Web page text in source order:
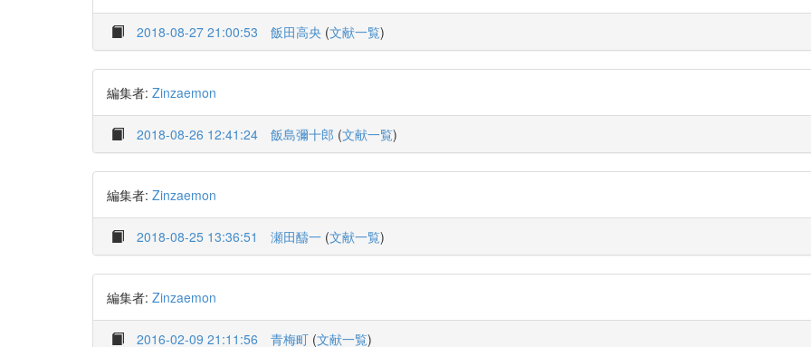
2018-08-27 21:00:53 飯田高央 (文献一覧)
編集者: Zinzaemon
2018-08-26 12:41:24 飯島彌十郎 (文献一覧)
編集者: Zinzaemon
2018-08-25 13:36:51 瀬田醻一 (文献一覧)
編集者: Zinzaemon
2016-02-09 21:11:56 青梅町 (文献一覧)